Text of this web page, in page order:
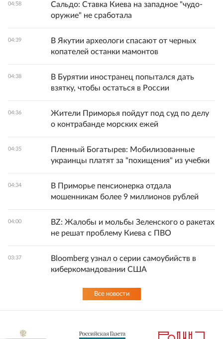
04:58
Сальдо: Ставка Киева на западное "чудо-
оружие" не сработала
04:39
В Якутии археологи спасают от черных
копателей останки мамонтов
04:38
В Бурятии иностранец попытался дать
взятку, чтобы остаться в России
04:36
Жители Приморья пойдут под суд по делу
о контрабанде морских ежей
04:35
Пленный Богатырев: Мобилизованные
украинцы платят за "похищения" из учебки
04:34
В Приморье пенсионерка отдала
мошенникам более 9 миллионов рублей
04:00
BZ: Жалобы и мольбы Зеленского о ракетах
не решат проблему Киева с ПВО
03:37
Bloomberg узнал о серии самоубийств в
киберкомандовании США
Все новости